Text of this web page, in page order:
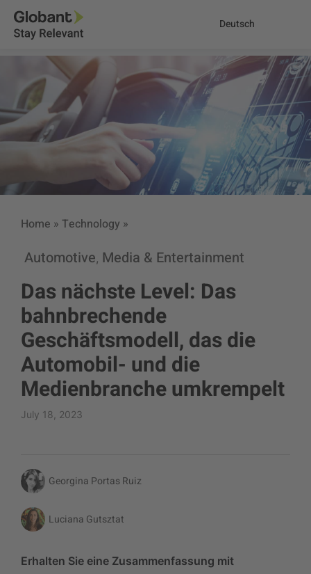
Deutsch
Home » Technology »
Automotive, Media & Entertainment
Das nächste Level: Das
bahnbrechende
Geschäftsmodell, das die
Automobil- und die
Medienbranche umkrempelt
July 18, 2023
Georgina Portas Ruiz
Luciana Gutsztat
Erhalten Sie eine Zusammenfassung mit